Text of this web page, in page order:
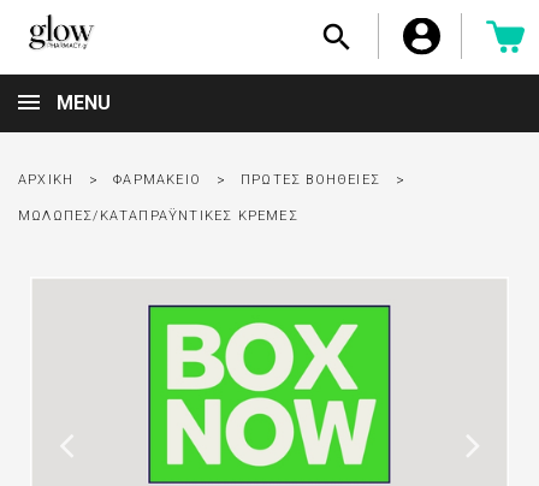

MENU
ΑΡΧΙΚΉ ΦΑΡΜΑΚΕΊΟ ΠΡΏΤΕΣ ΒΟΉΘΕΙΕΣ
ΜΏΛΩΠΕΣ/ΚΑΤΑΠΡΑΫΝΤΙΚΈΣ ΚΡΈΜΕΣ